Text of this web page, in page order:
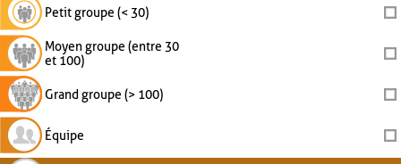
Petit groupe (< 30)
Moyen groupe (entre 30
et 100)
Grand groupe (> 100)
Équipe